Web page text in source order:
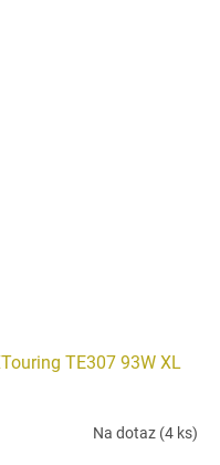
TE307 93W XL
Na dotaz (4 ks)